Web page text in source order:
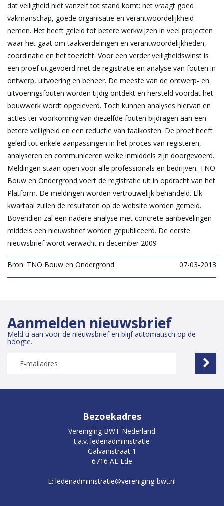
dat veiligheid niet vanzelf tot stand komt: het vraagt goed
vakmanschap, goede organisatie en verantwoordelijkheid
nemen. Het heeft geleid tot betere werkwijzen in veel projecten
waar het gaat om taakverdelingen en verantwoordelijkheden,
coördinatie en het toezicht. Voor een verder veiligheidswinst is
een proef uitgevoerd met de registratie en analyse van fouten in
ontwerp, uitvoering en beheer. De meeste van de ontwerp- en
uitvoeringsfouten worden tijdig ontdekt en hersteld voordat het
bouwwerk wordt opgeleverd. Toch kunnen analyses hiervan en
acties ter voorkoming van diezelfde fouten bijdragen aan een
betere veiligheid en een reductie van faalkosten. De proef heeft
geleid tot enkele aanpassingen in het proces van registeren,
analyseren en communiceren welke inmiddels zijn doorgevoerd.
Meldingen staan open voor alle professionals en bedrijven. TNO
Bouw en Ondergrond voert de registratie uit in opdracht van het
Platform. De meldingen worden vertrouwelijk behandeld. Elk
kwartaal zullen de resultaten op de website worden gemeld.
Bovendien zal een nadere analyse met concrete aanbevelingen
middels een nieuwsbrief worden gepubliceerd. De eerste
nieuwsbrief wordt verwacht in december 2009
Bron: TNO Bouw en Ondergrond 07-03-2013
Aanmelden nieuwsbrief
Meld u aan voor de nieuwsbrief en blijf automatisch op de
hoogte.
Bezoekadres
Vereniging BWT Nederland
t.a.v. ledenadministratie
Galvanistraat 1
6716 AE Ede
E: ledenadministratie@vereniging-bwt.nl